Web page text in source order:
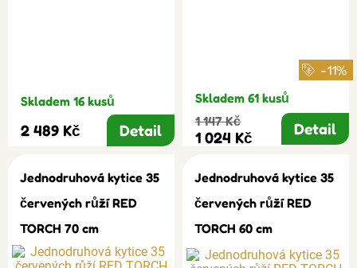
Skladem 16 kusů
2 489 Kč Detail
-11%
Skladem 61 kusů
1 147 Kč
1 024 Kč Detail
Jednodruhová kytice 35
červených růží RED
TORCH 70 cm
Jednodruhová kytice 35
červených růží RED
TORCH 60 cm